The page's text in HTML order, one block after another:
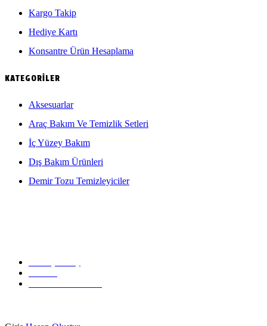
Kargo Takip
Hediye Kartı
Konsantre Ürün Hesaplama
KATEGORILER
Aksesuarlar
Araç Bakım Ve Temizlik Setleri
İç Yüzey Bakım
Dış Bakım Ürünleri
Demir Tozu Temizleyiciler